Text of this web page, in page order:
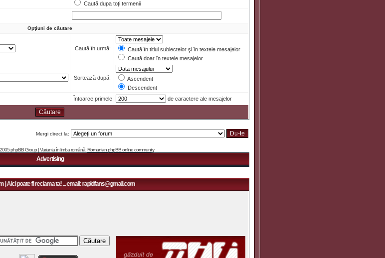
Caută dupa toţi termenii
Opţiuni de căutare
Caută în urmă:
Caută în titlul subiectelor şi în textele mesajelor
Caută doar în textele mesajelor
Sortează după:
Ascendent
Descendent
Întoarce primele de caractere ale mesajelor
Mergi direct la:
phpBB Group | Varianta în limba română:Romanian phpBB online community
Advertising
poate fi reclama ta! ... email: rapidfans@gmail.com